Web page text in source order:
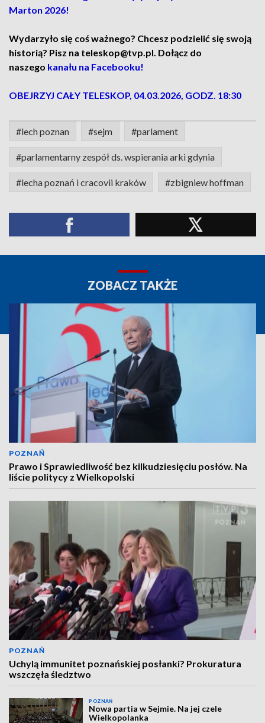
Marton 2026!
Wydarzyło się coś ważnego? Chcesz podzielić się swoją
historią? Pisz na teleskop@tvp.pl. Dołącz do
naszego kanału na Facebooku!
OBEJRZYJ CAŁY TELESKOP, 04.03.2026, GODZ. 18:30
#lech poznan #sejm #parlament
#parlamentarny zespół ds. wspierania arki gdynia
#lecha poznań i cracovii kraków #zbigniew hoffman
ZOBACZ TAKŻE
POZNAŃ
Prawo i Sprawiedliwość bez kilkudziesięciu posłów. Na
liście politycy z Wielkopolski
POZNAŃ
Uchylą immunitet poznańskiej posłanki? Prokuratura
wszczęła śledztwo
POZNAŃ
Nowa partia w Sejmie. Na jej czele
Wielkopolanka